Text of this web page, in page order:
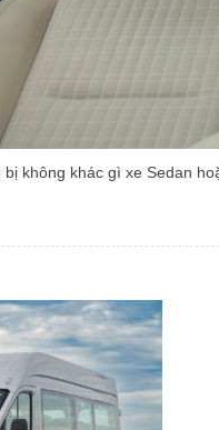
không khác gì xe Sedan